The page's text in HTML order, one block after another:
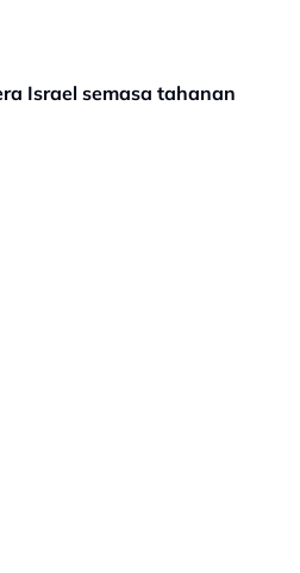
Israel semasa tahanan